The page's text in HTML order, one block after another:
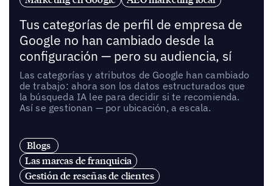
Tus categorías de perfil de empresa de
Google no han cambiado desde la
configuración — pero su audiencia, sí
Las categorías y atributos de Google han cambiado
de trabajo: ahora son los datos estructurados que
la búsqueda IA lee para decidir si te recomienda.
Así se gestionan — por ubicación, a escala.
Blogs
Las marcas de franquicia
Gestión de reseñas de clientes